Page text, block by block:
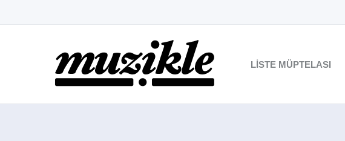
LISTE MÜPTELASI